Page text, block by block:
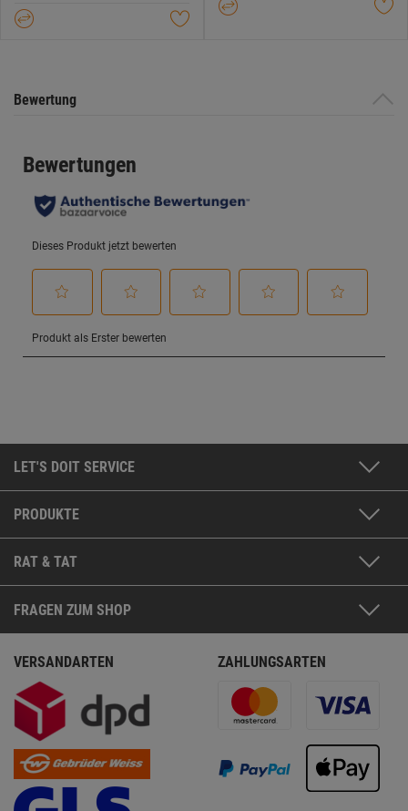
Bewertung
LET'S DOIT SERVICE
PRODUKTE
RAT & TAT
FRAGEN ZUM SHOP
VERSANDARTEN ZAHLUNGSARTEN